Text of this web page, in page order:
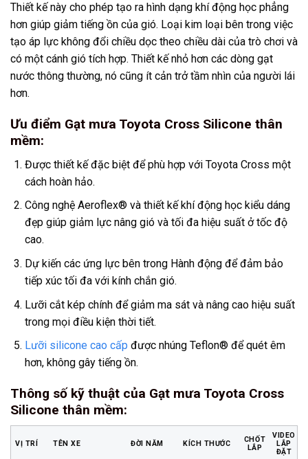
Thiết kế này cho phép tạo ra hình dạng khí động học phẳng
hơn giúp giảm tiếng ồn của gió. Loại kim loại bên trong việc
tạo áp lực không đổi chiều dọc theo chiều dài của trò chơi và
có một cánh gió tích hợp. Thiết kế nhỏ hơn các dòng gạt
nước thông thường, nó cũng ít cản trở tầm nhìn của người lái
hơn.
Ưu điểm Gạt mưa Toyota Cross Silicone thân
mềm:
Được thiết kế đặc biệt để phù hợp với Toyota Cross một
cách hoàn hảo.
Công nghệ Aeroflex® và thiết kế khí động học kiểu dáng
đẹp giúp giảm lực nâng gió và tối đa hiệu suất ở tốc độ
cao.
Dự kiến các ứng lực bên trong Hành động để đảm bảo
tiếp xúc tối đa với kính chắn gió.
Lưỡi cắt kép chính để giảm ma sát và nâng cao hiệu suất
trong mọi điều kiện thời tiết.
Lưỡi silicone cao cấp được nhúng Teflon® để quét êm
hơn, không gây tiếng ồn.
Thông số kỹ thuật của Gạt mưa Toyota Cross
Silicone thân mềm:
VỊ TRÍ TÊN XE ĐỜI NĂM KÍCH THƯỚC
CHỐT
LẮP
VIDEO
LẮP
ĐẶT